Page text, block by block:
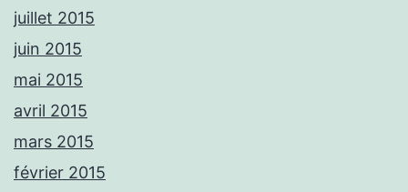
juillet 2015
juin 2015
mai 2015
avril 2015
mars 2015
février 2015